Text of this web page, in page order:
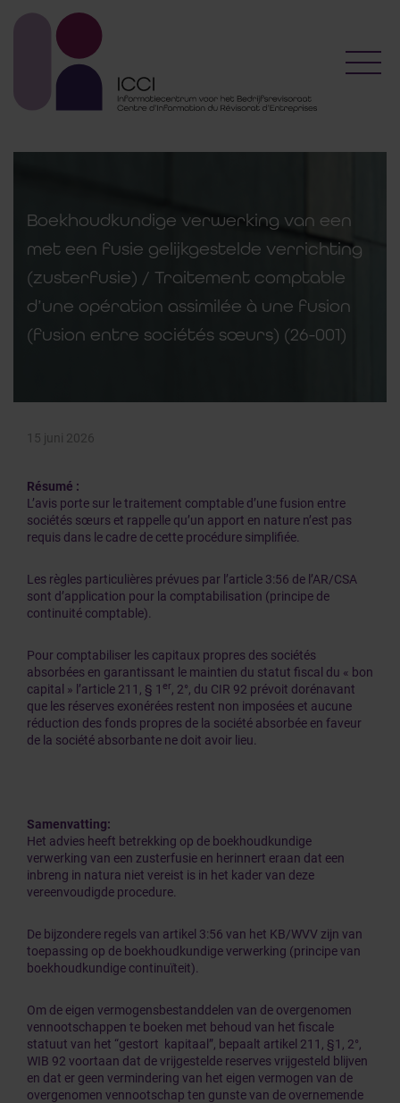
Boekhoudkundige verwerking van een
met een fusie gelijkgestelde verrichting
(zusterfusie) / Traitement comptable
d’une opération assimilée à une fusion
(fusion entre sociétés sœurs) (26-001)
15 juni 2026
Résumé :
L’avis porte sur le traitement comptable d’une fusion entre
sociétés sœurs et rappelle qu’un apport en nature n’est pas
requis dans le cadre de cette procédure simplifiée.
Les règles particulières prévues par l’article 3:56 de l’AR/CSA
sont d’application pour la comptabilisation (principe de
continuité comptable).
Pour comptabiliser les capitaux propres des sociétés
absorbées en garantissant le maintien du statut fiscal du « bon
capital » l’article 211, § 1 er, 2°, du CIR 92 prévoit dorénavant
que les réserves exonérées restent non imposées et aucune
réduction des fonds propres de la société absorbée en faveur
de la société absorbante ne doit avoir lieu.
Samenvatting:
Het advies heeft betrekking op de boekhoudkundige
verwerking van een zusterfusie en herinnert eraan dat een
inbreng in natura niet vereist is in het kader van deze
vereenvoudigde procedure.
De bijzondere regels van artikel 3:56 van het KB/WVV zijn van
toepassing op de boekhoudkundige verwerking (principe van
boekhoudkundige continuïteit).
Om de eigen vermogensbestanddelen van de overgenomen
vennootschappen te boeken met behoud van het fiscale
statuut van het “gestort kapitaal”, bepaalt artikel 211, §1, 2°,
WIB 92 voortaan dat de vrijgestelde reserves vrijgesteld blijven
en dat er geen vermindering van het eigen vermogen van de
overgenomen vennootschap ten gunste van de overnemende